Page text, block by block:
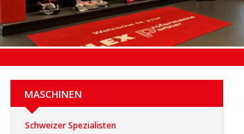
MASCHINEN
Schweizer Spezialisten